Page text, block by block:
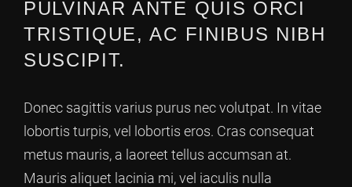
PULVINAR ANTE QUIS ORCI
TRISTIQUE, AC FINIBUS NIBH
SUSCIPIT.
Donec sagittis varius purus nec volutpat. In vitae
lobortis turpis, vel lobortis eros. Cras consequat
metus mauris, a laoreet tellus accumsan at.
Mauris aliquet lacinia mi, vel iaculis nulla